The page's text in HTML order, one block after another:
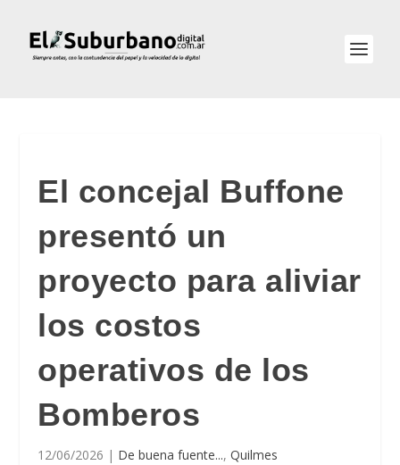
El concejal Buffone
presentó un
proyecto para aliviar
los costos
operativos de los
Bomberos
12/06/2026 | De buena fuente...,Quilmes